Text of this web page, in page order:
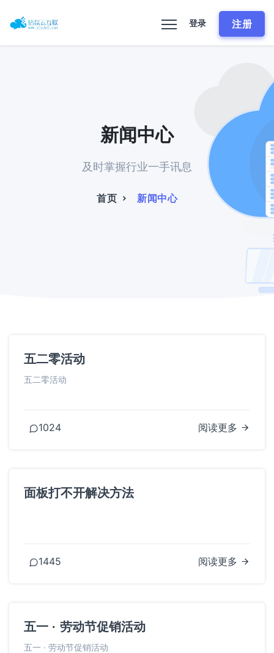
登录 注册
新闻中心
及时掌握行业一手讯息
首页 新闻中心
五二零活动
五二零活动
1024 阅读更多
面板打不开解决方法
1445 阅读更多
五一 · 劳动节促销活动
五一 · 劳动节促销活动